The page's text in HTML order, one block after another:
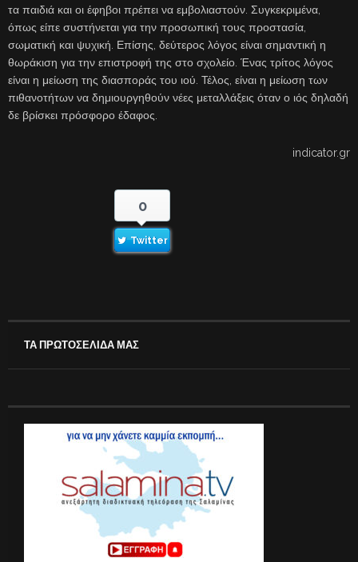
τα παιδιά και οι έφηβοι πρέπει να εμβολιαστούν. Συγκεκριμένα,
όπως είπε συστήνεται για την προσωπική τους προστασία,
σωματική και ψυχική. Επίσης, δεύτερος λόγος είναι σημαντική η
θωράκιση για την επιστροφή της στο σχολείο. Ένας τρίτος λόγος
είναι η μείωση της διασποράς του ιού. Τέλος, είναι η μείωση των
πιθανοτήτων να δημιουργηθούν νέες μεταλλάξεις όταν ο ιός δηλαδή
δε βρίσκει πρόσφορο έδαφος.
indicator.gr
0
Twitter
ΤΑ ΠΡΩΤΟΣΕΛΙΔΑ ΜΑΣ